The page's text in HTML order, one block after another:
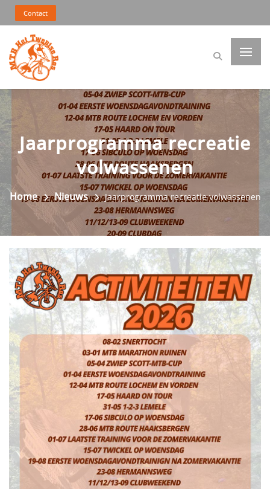
Contact
Jaarprogramma recreatie
volwassenen
Home Nieuws Jaarprogramma recreatie volwassenen